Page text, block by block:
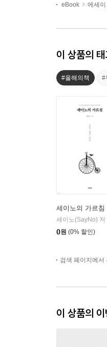
eBook 에세이
이 상품의
#올해의책 #
세이노의 가르침
세이노(SayNo) 저
0원 (0% 할인)
검색 페이지에서
이 상품의